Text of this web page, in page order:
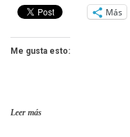
Más
Me gusta esto:
Leer más